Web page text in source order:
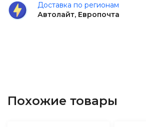
Доставка по регионам
Автолайт, Европочта
Похожие товары